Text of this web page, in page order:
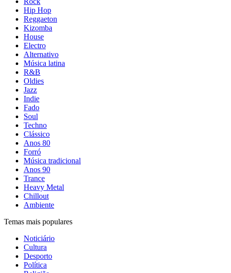
Hip Hop
Reggaeton
Kizomba
House
Electro
Alternativo
Música latina
R&B
Oldies
Jazz
Indie
Fado
Soul
Techno
Clássico
Anos 80
Forró
Música tradicional
Anos 90
Trance
Heavy Metal
Chillout
Ambiente
Temas mais populares
Noticiário
Cultura
Desporto
Política